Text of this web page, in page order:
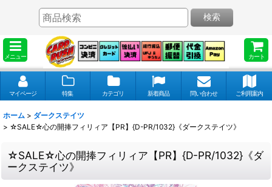
メニュー カート
検索
マイページ 特集 カテゴリ 新着商品 問い合わせ ご利用案内
ホーム > ダークステイツ
> ☆SALE☆心の開捧フィリィア【PR】{D-PR/1032}《ダークステイツ》
☆SALE☆心の開捧フィリィア【PR】{D-PR/1032}《ダ
ークステイツ》